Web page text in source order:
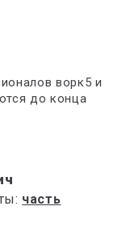
ворк5 и
до конца
часть